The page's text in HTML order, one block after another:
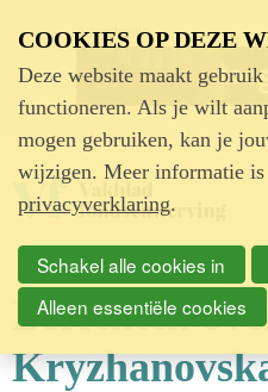
Advertentie
Berichten
COOKIES OP DEZE
Deze website maakt
functioneren. Als je wilt
mogen gebruiken, kan je
wijzigen. Meer informatie is
privacyverklaring.
Schakel alle cookies in
Alleen essentiële cookies